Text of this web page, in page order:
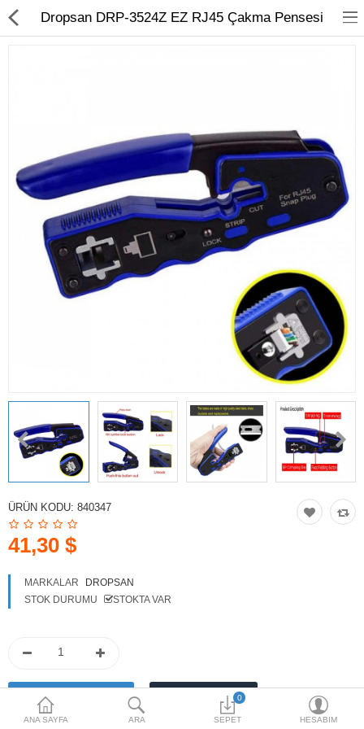
BAKIR ÜRÜNLER
AĞ ÜRÜNLERİ
MEDİA CONVERTER
SFP MODÜL
ETHERNET SWİTCH
İKİNCİ EL ÜRÜNLER
Karşılaştırma
Alışveriş Listem
(0)
$
Para Birimi
ANA SAYFA ARA
0
SEPET HESABIM
Dropsan DRP-3524Z EZ RJ45 Çakma Pensesi
ÜRÜN KODU: 840347
41,30 $
MARKALAR
DROPSAN
STOK DURUMU
STOKTA VAR